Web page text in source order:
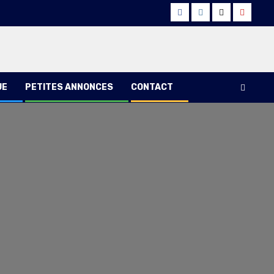
FacebookInstagram
Twitter
PETITES ANNONCES CONTACT